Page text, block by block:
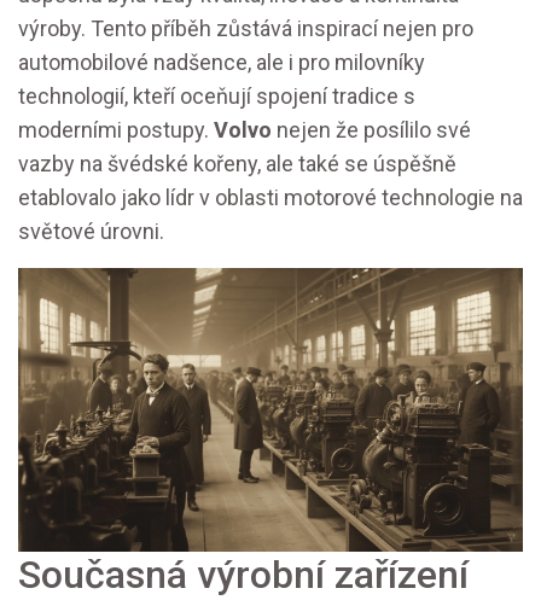
výroby. Tento příběh zůstává inspirací nejen pro
automobilové nadšence, ale i pro milovníky
technologií, kteří oceňují spojení tradice s
moderními postupy. Volvo nejen že posílilo své
vazby na švédské kořeny, ale také se úspěšně
etablovalo jako lídr v oblasti motorové technologie na
světové úrovni.
Současná výrobní zařízení